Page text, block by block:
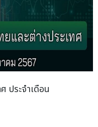
ประจำเดือน